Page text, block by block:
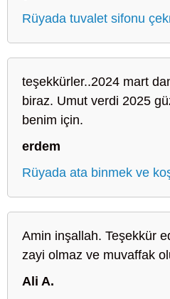
Rüyada tuvalet sifonu
teşekkürler..2024 mart
biraz. Umut verdi 2025
benim için.
erdem
Rüyada ata binmek ve
Amin inşallah. Teşekkür
zayi olmaz ve muvaffak
Ali A.